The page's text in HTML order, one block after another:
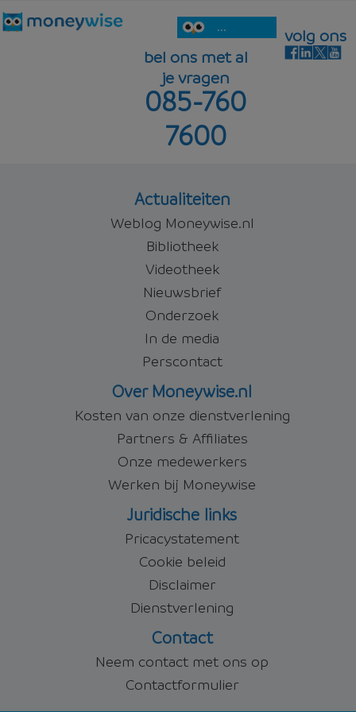
...
bel ons met al
je vragen
085-760
7600
volg ons
Actualiteiten
Weblog Moneywise.nl
Bibliotheek
Videotheek
Nieuwsbrief
Onderzoek
In de media
Perscontact
Over Moneywise.nl
Kosten van onze dienstverlening
Partners & Affiliates
Onze medewerkers
Werken bij Moneywise
Juridische links
Pricacystatement
Cookie beleid
Disclaimer
Dienstverlening
Contact
Neem contact met ons op
Contactformulier